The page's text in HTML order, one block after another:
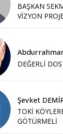
BAŞKAN
VİZYON
DEĞERLİ
Şevket
TOKİ
GÖTÜRMELİ